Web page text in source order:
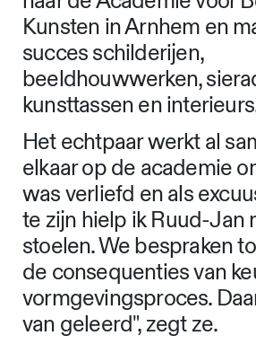
Kunsten in Arnhem en
succes schilderijen,
beeldhouwwerken,
kunsttassen en
Het echtpaar werkt al
elkaar op de academie
was verliefd en als
te zijn hielp ik Ruud-Jan
stoelen. We bespraken
de consequenties van
vormgevingsproces.
van geleerd", zegt ze.